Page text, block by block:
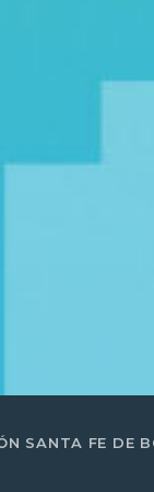
SANTA FE DE